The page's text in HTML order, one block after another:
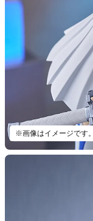
※画像はイメージです。